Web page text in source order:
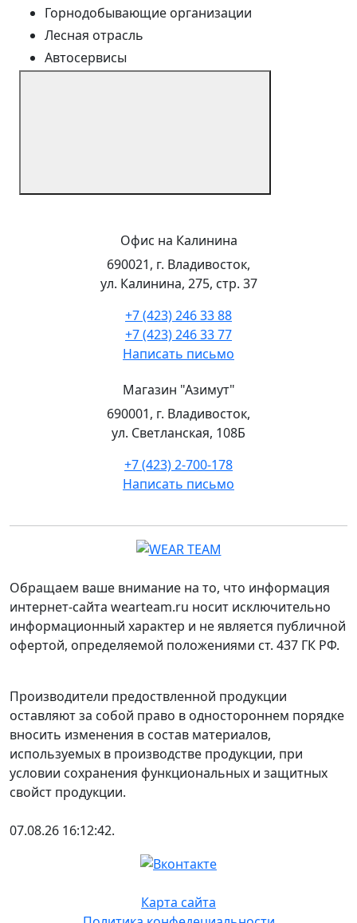
Горнодобывающие организации
Лесная отрасль
Автосервисы
Офис на Калинина
690021, г. Владивосток,
ул. Калинина, 275, стр. 37
+7 (423) 246 33 88
+7 (423) 246 33 77
Написать письмо
Магазин "Азимут"
690001, г. Владивосток,
ул. Светланская, 108Б
+7 (423) 2-700-178
Написать письмо
Обращаем ваше внимание на то, что информация
интернет-сайта wearteam.ru носит исключительно
информационный характер и не является публичной
офертой, определяемой положениями ст. 437 ГК РФ.
Производители предоствленной продукции
оставляют за собой право в одностороннем порядке
вносить изменения в состав материалов,
используемых в производстве продукции, при
условии сохранения функциональных и защитных
свойст продукции.
07.08.26 16:12:42.
Карта сайта